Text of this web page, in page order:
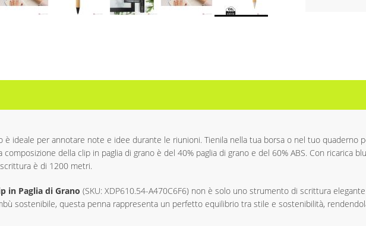
è ideale per annotare note e idee durante le riunioni. Tienila nella tua borsa o nel tuo quaderno
composizione della clip in paglia di grano è del 40% paglia di grano e del 60% ABS. Con ricarica
è di 1200 metri.
in Paglia di Grano (SKU: XDP610.54-A470C6F6) non è solo uno strumento di scrittura
sostenibile, questa penna rappresenta un perfetto equilibrio tra stile e sostenibilità,